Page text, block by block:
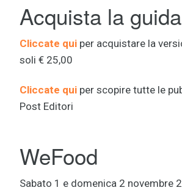
Acquista la guida
Cliccate qui per acquistare la
soli € 25,00
Cliccate qui per scopire tutte le
Post Editori
WeFood
Sabato 1 e domenica 2 novembre